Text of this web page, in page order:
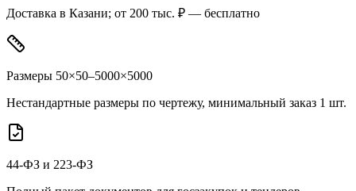
Доставка в Казани; от 200 тыс. ₽ — бесплатно
Размеры 50×50–5000×5000
Нестандартные размеры по чертежу, минимальный заказ 1 шт.
44-ФЗ и 223-ФЗ